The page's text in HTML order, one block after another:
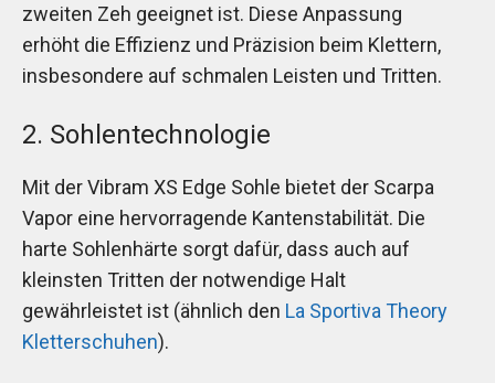
zweiten Zeh geeignet ist. Diese Anpassung
erhöht die Effizienz und Präzision beim Klettern,
insbesondere auf schmalen Leisten und Tritten.
2. Sohlentechnologie
Mit der Vibram XS Edge Sohle bietet der Scarpa
Vapor eine hervorragende Kantenstabilität. Die
harte Sohlenhärte sorgt dafür, dass auch auf
kleinsten Tritten der notwendige Halt
gewährleistet ist (ähnlich den La Sportiva Theory
Kletterschuhen).